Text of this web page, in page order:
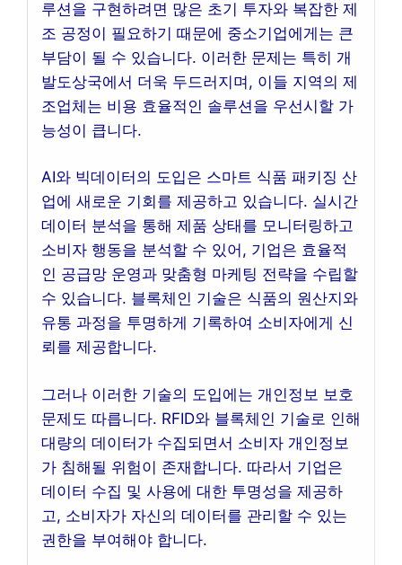
루션을 구현하려면 많은 초기 투자와 복잡한 제
조 공정이 필요하기 때문에 중소기업에게는 큰
부담이 될 수 있습니다. 이러한 문제는 특히 개
발도상국에서 더욱 두드러지며, 이들 지역의 제
조업체는 비용 효율적인 솔루션을 우선시할 가
능성이 큽니다.
AI와 빅데이터의 도입은 스마트 식품 패키징 산
업에 새로운 기회를 제공하고 있습니다. 실시간
데이터 분석을 통해 제품 상태를 모니터링하고
소비자 행동을 분석할 수 있어, 기업은 효율적
인 공급망 운영과 맞춤형 마케팅 전략을 수립할
수 있습니다. 블록체인 기술은 식품의 원산지와
유통 과정을 투명하게 기록하여 소비자에게 신
뢰를 제공합니다.
그러나 이러한 기술의 도입에는 개인정보 보호
문제도 따릅니다. RFID와 블록체인 기술로 인해
대량의 데이터가 수집되면서 소비자 개인정보
가 침해될 위험이 존재합니다. 따라서 기업은
데이터 수집 및 사용에 대한 투명성을 제공하
고, 소비자가 자신의 데이터를 관리할 수 있는
권한을 부여해야 합니다.